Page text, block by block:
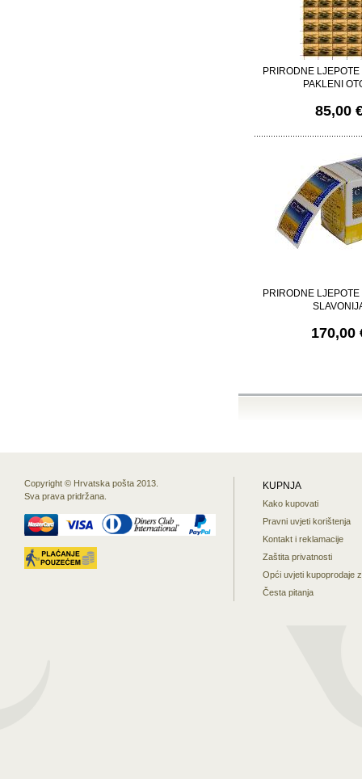
PRIRODNE
PAKLENI
85,00
PRIRODNE
170,00
Copyright © Hrvatska pošta 2013.
Sva prava pridržana.
KUPNJA
Kako kupovati
Pravni uvjeti korištenja
Kontakt i reklamacije
Zaštita privatnosti
Opći uvjeti kupoprodaje
Česta pitanja